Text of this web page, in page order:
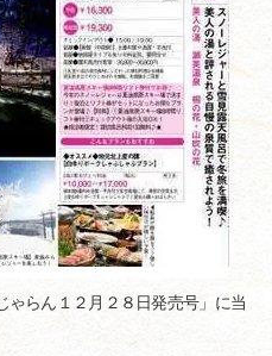
らん１２月２８日発売号」に当